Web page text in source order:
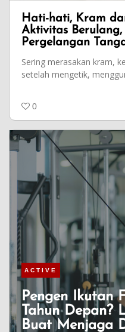
Hati-hati, Kram
Aktivitas Berulang,
Pergelangan
Sering merasakan kram,
setelah mengetik,
0
ACTIVE
Pengen Ikutan
Tahun
Buat Menjaga